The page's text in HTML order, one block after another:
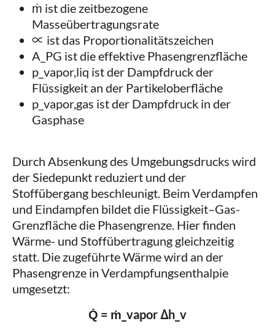
ṁ ist die zeitbezogene
Masseübertragungsrate
∝ ist das Proportionalitätszeichen
A_PG ist die effektive Phasengrenzfläche
p_vapor,liq ist der Dampfdruck der
Flüssigkeit an der Partikeloberfläche
p_vapor,gas ist der Dampfdruck in der
Gasphase
Durch Absenkung des Umgebungsdrucks wird
der Siedepunkt reduziert und der
Stoffübergang beschleunigt. Beim Verdampfen
und Eindampfen bildet die Flüssigkeit–Gas-
Grenzfläche die Phasengrenze. Hier finden
Wärme- und Stoffübertragung gleichzeitig
statt. Die zugeführte Wärme wird an der
Phasengrenze in Verdampfungsenthalpie
umgesetzt:
Q̇ = ṁ_vapor Δh_v